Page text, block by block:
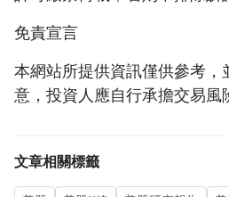
免責宣言
本網站所提供資訊僅供參考，
意，投資人應自行承擔交易風
文章相關標籤